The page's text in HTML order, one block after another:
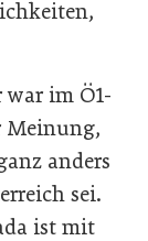
im Ö1-
Meinung,
anders
sei.
ist mit